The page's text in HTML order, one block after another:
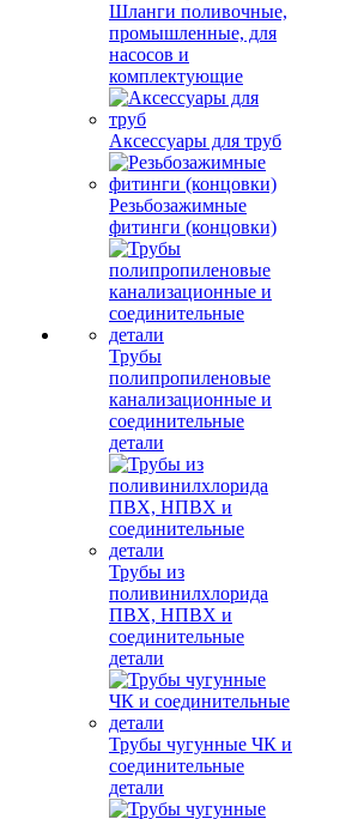
Шланги поливочные,
промышленные, для
насосов и
комплектующие
Аксессуары для труб
Резьбозажимные
фитинги (концовки)
Трубы
полипропиленовые
канализационные и
соединительные
детали
Трубы из
поливинилхлорида
ПВХ, НПВХ и
соединительные
детали
Трубы чугунные ЧК и
соединительные
детали